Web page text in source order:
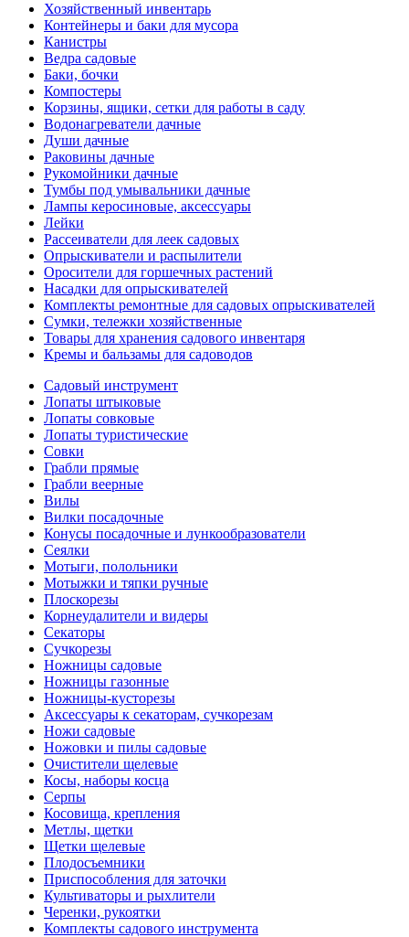
Хозяйственный инвентарь
Контейнеры и баки для мусора
Канистры
Ведра садовые
Баки, бочки
Компостеры
Корзины, ящики, сетки для работы в саду
Водонагреватели дачные
Души дачные
Раковины дачные
Рукомойники дачные
Тумбы под умывальники дачные
Лампы керосиновые, аксессуары
Лейки
Рассеиватели для леек садовых
Опрыскиватели и распылители
Оросители для горшечных растений
Насадки для опрыскивателей
Комплекты ремонтные для садовых опрыскивателей
Сумки, тележки хозяйственные
Товары для хранения садового инвентаря
Кремы и бальзамы для садоводов
Садовый инструмент
Лопаты штыковые
Лопаты совковые
Лопаты туристические
Совки
Грабли прямые
Грабли веерные
Вилы
Вилки посадочные
Конусы посадочные и лункообразователи
Сеялки
Мотыги, полольники
Мотыжки и тяпки ручные
Плоскорезы
Корнеудалители и видеры
Секаторы
Сучкорезы
Ножницы садовые
Ножницы газонные
Ножницы-кусторезы
Аксессуары к секаторам, сучкорезам
Ножи садовые
Ножовки и пилы садовые
Очистители щелевые
Косы, наборы косца
Серпы
Косовища, крепления
Метлы, щетки
Щетки щелевые
Плодосъемники
Приспособления для заточки
Культиваторы и рыхлители
Черенки, рукоятки
Комплекты садового инструмента